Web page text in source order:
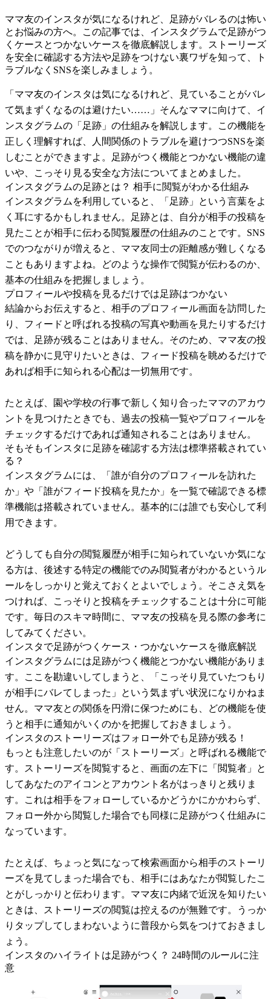
ママ友のインスタが気になるけれど、足跡がバレるのは怖い
とお悩みの方へ。この記事では、インスタグラムで足跡がつ
くケースとつかないケースを徹底解説します。ストーリーズ
を安全に確認する方法や足跡をつけない裏ワザを知って、ト
ラブルなくSNSを楽しみましょう。
「ママ友のインスタは気になるけれど、見ていることがバレ
て気まずくなるのは避けたい……」そんなママに向けて、イ
ンスタグラムの「足跡」の仕組みを解説します。この機能を
正しく理解すれば、人間関係のトラブルを避けつつSNSを楽
しむことができますよ。足跡がつく機能とつかない機能の違
いや、こっそり見る安全な方法についてまとめました。
インスタグラムの足跡とは？ 相手に閲覧がわかる仕組み
インスタグラムを利用していると、「足跡」という言葉をよ
く耳にするかもしれません。足跡とは、自分が相手の投稿を
見たことが相手に伝わる閲覧履歴の仕組みのことです。SNS
でのつながりが増えると、ママ友同士の距離感が難しくなる
こともありますよね。どのような操作で閲覧が伝わるのか、
基本の仕組みを把握しましょう。
プロフィールや投稿を見るだけでは足跡はつかない
結論からお伝えすると、相手のプロフィール画面を訪問した
り、フィードと呼ばれる投稿の写真や動画を見たりするだけ
では、足跡が残ることはありません。そのため、ママ友の投
稿を静かに見守りたいときは、フィード投稿を眺めるだけで
あれば相手に知られる心配は一切無用です。
たとえば、園や学校の行事で新しく知り合ったママのアカウ
ントを見つけたときでも、過去の投稿一覧やプロフィールを
チェックするだけであれば通知されることはありません。
そもそもインスタに足跡を確認する方法は標準搭載されてい
る？
インスタグラムには、「誰が自分のプロフィールを訪れた
か」や「誰がフィード投稿を見たか」を一覧で確認できる標
準機能は搭載されていません。基本的には誰でも安心して利
用できます。
どうしても自分の閲覧履歴が相手に知られていないか気にな
る方は、後述する特定の機能でのみ閲覧者がわかるというル
ールをしっかりと覚えておくとよいでしょう。そこさえ気を
つければ、こっそりと投稿をチェックすることは十分に可能
です。毎日のスキマ時間に、ママ友の投稿を見る際の参考に
してみてください。
インスタで足跡がつくケース・つかないケースを徹底解説
インスタグラムには足跡がつく機能とつかない機能がありま
す。ここを勘違いしてしまうと、「こっそり見ていたつもり
が相手にバレてしまった」という気まずい状況になりかねま
せん。ママ友との関係を円滑に保つためにも、どの機能を使
うと相手に通知がいくのかを把握しておきましょう。
インスタのストーリーズはフォロー外でも足跡が残る！
もっとも注意したいのが「ストーリーズ」と呼ばれる機能で
す。ストーリーズを閲覧すると、画面の左下に「閲覧者」と
してあなたのアイコンとアカウント名がはっきりと残りま
す。これは相手をフォローしているかどうかにかかわらず、
フォロー外から閲覧した場合でも同様に足跡がつく仕組みに
なっています。
たとえば、ちょっと気になって検索画面から相手のストーリ
ーズを見てしまった場合でも、相手にはあなたが閲覧したこ
とがしっかりと伝わります。ママ友に内緒で近況を知りたい
ときは、ストーリーズの閲覧は控えるのが無難です。うっか
りタップしてしまわないように普段から気をつけておきまし
ょう。
インスタのハイライトは足跡がつく？ 24時間のルールに注
意